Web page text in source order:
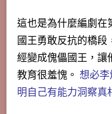
這也是為什麼編劇在
國王勇敢反抗的橋
經變成傀儡國王，讓
教育很羞愧。 想必
明自己有能力洞察真